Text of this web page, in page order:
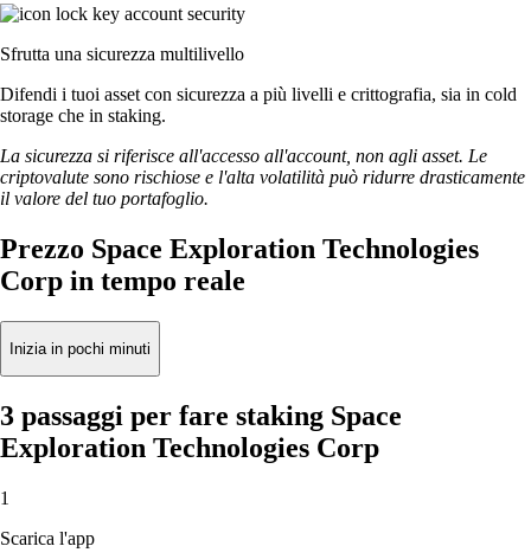
Sfrutta una sicurezza multilivello
Difendi i tuoi asset con sicurezza a più livelli e crittografia, sia in cold
storage che in staking.
La sicurezza si riferisce all'accesso all'account, non agli asset. Le
criptovalute sono rischiose e l'alta volatilità può ridurre drasticamente
il valore del tuo portafoglio.
Prezzo Space Exploration Technologies
Corp in tempo reale
Inizia in pochi minuti
3 passaggi per fare staking Space
Exploration Technologies Corp
1
Scarica l'app